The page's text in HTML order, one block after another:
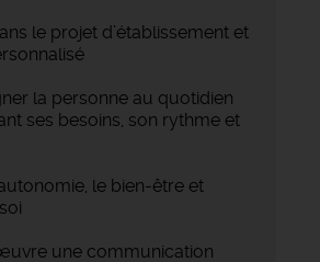
le projet d’établissement et
la personne au quotidien
ses besoins, son rythme et
le bien-être et
une communication